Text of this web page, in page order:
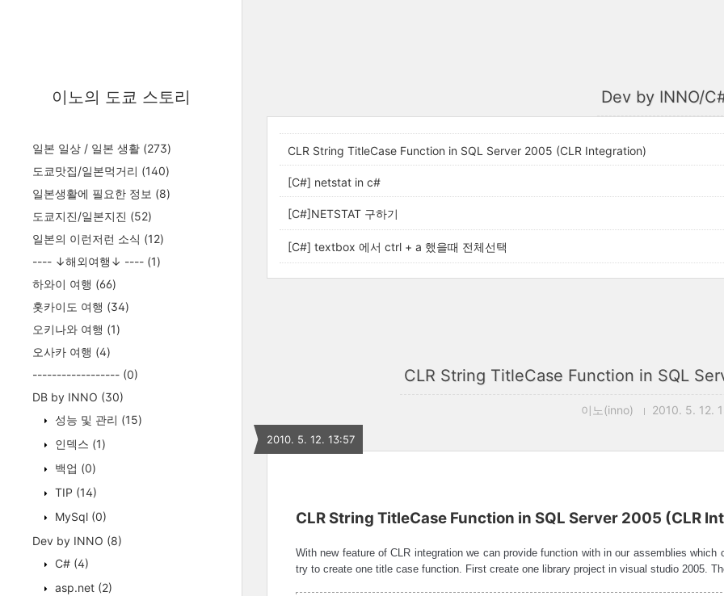
이노의 도쿄 스토리
일본 일상 / 일본 생활 (273)
도쿄맛집/일본먹거리 (140)
일본생활에 필요한 정보 (8)
도쿄지진/일본지진 (52)
일본의 이런저런 소식 (12)
---- ↓해외여행↓ ---- (1)
하와이 여행 (66)
홋카이도 여행 (34)
오키나와 여행 (1)
오사카 여행 (4)
------------------ (0)
DB by INNO (30)
성능 및 관리 (15)
인덱스 (1)
백업 (0)
TIP (14)
MySql (0)
Dev by INNO (8)
C# (4)
asp.net (2)
Dev by INNO/
CLR String TitleCase Function in SQL Server 2005 (CLR Integration)
[C#] netstat in c#
[C#]NETSTAT 구하기
[C#] textbox 에서 ctrl + a 했을때 전체선택
CLR String TitleCase Function in SQL
이노(inno) 2010. 5. 12.
2010. 5. 12. 13:57
CLR String TitleCase Function in SQL Server 2005 (CLR
With new feature of CLR integration we can provide function with in our assemblies
try to create one title case function. First create one library project in visual studio 2005.